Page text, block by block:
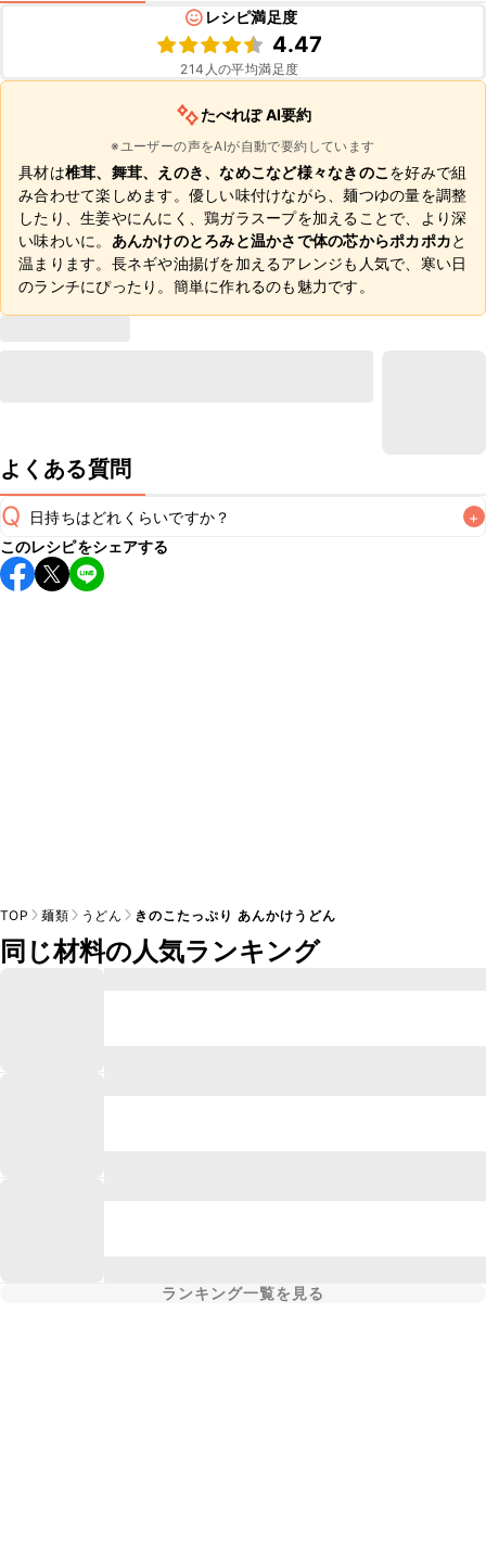
レシピ満足度
4.47
214 人の平均満足度
たべれぽ AI要約
※ユーザーの声をAIが自動で要約しています
具材は椎茸、舞茸、えのき、なめこなど様々なきのこ を好みで組
み合わせて楽しめます。優しい味付けながら、麺つゆの量を調整
したり、生姜やにんにく、鶏ガラスープを加えることで、より深
い味わいに。 あんかけのとろみと温かさで体の芯からポカポカと
温まります。長ネギや油揚げを加えるアレンジも人気で、寒い日
のランチにぴったり。簡単に作れるのも魅力です。
よくある質問
Q 日持ちはどれくらいですか？ +
こちらのレシピは出来たてをお召し上がりいただくことをお
すすめします。
このレシピをシェアする
TOP 麺類 うどん きのこたっぷり あんかけうどん
同じ材料の人気ランキング
ランキング一覧を見る